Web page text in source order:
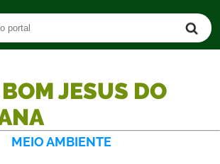
BOM JESUS DO
MEIO AMBIENTE